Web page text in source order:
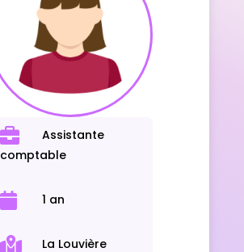
Assistante
comptable
1 an
La Louvière